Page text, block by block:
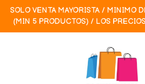
SOLO VENTA MAYORISTA / MINIMO
(MIN 5 PRODUCTOS) / LOS